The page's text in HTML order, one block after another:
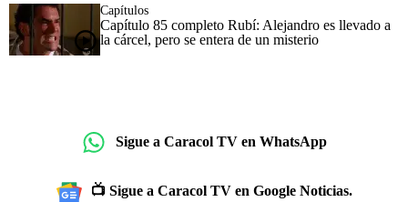
Capítulos
Capítulo 85 completo Rubí: Alejandro es llevado a
la cárcel, pero se entera de un misterio
Sigue a Caracol TV en WhatsApp
📺 Sigue a Caracol TV en Google Noticias.